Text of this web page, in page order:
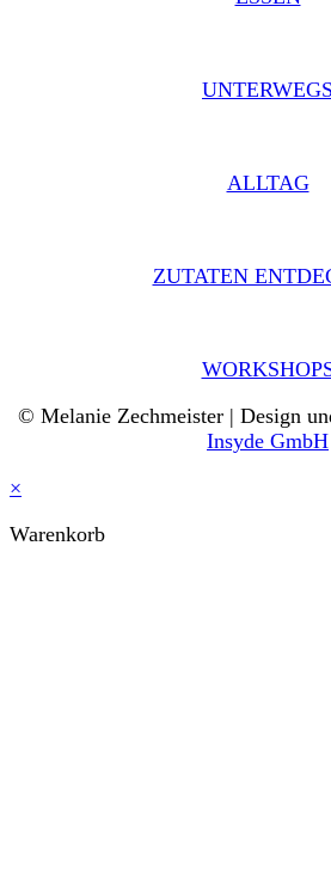
UNTERWEGS
ALLTAG
ZUTATEN
© Melanie Zechmeister | Design
Insyde GmbH
×
Warenkorb